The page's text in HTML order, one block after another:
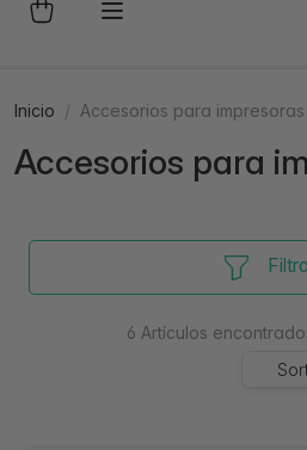
Inicio Accesorios para impresoras
Accesorios para
6 Artículos